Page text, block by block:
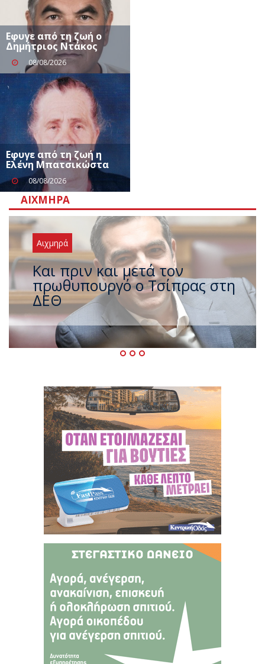
Eφυγε από τη ζωή ο
Δημήτριος Ντάκος
08/08/2026
Eφυγε από τη ζωή η
Ελένη Μπατσικώστα
08/08/2026
ΑΙΧΜΗΡΆ
Αιχμηρά
Έρχεται νέο ισχυρό κύμα
ζέστης με 40 βαθμούς Κελσίου
– Ο καιρός έως τον
Δεκαπενταύγουστο